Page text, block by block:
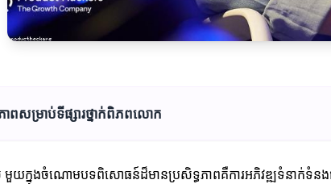
ាពសម្រាប់ទីផ្សារថ្នាក់ពិភពលោក
មួយក្នុងចំណោមបទពិសោធន៍ដ៏មានប្រសិទ្ធភាពគឺការអភិវឌ្ឍទំនាក់ទំនងជ